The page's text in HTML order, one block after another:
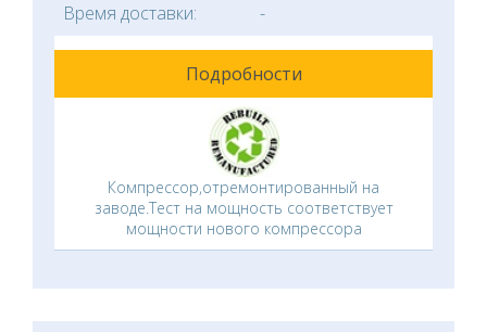
Время доставки:
-
Подробности
Компрессор,отремонтированный на
заводе.Тест на мощность соответствует
мощности нового компрессора